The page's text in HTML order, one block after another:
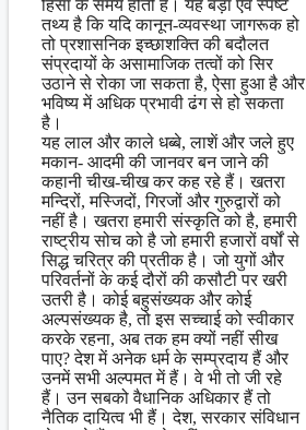
हिंसा के समय होती है। यह बड़ा एवं स्पष्ट
तथ्य है कि यदि कानून-व्यवस्था जागरूक हो
तो प्रशासनिक इच्छाशक्ति की बदौलत
संप्रदायों के असामाजिक तत्वों को सिर
उठाने से रोका जा सकता है, ऐसा हुआ है और
भविष्य में अधिक प्रभावी ढंग से हो सकता
है।
यह लाल और काले धब्बे, लाशें और जले हुए
मकान- आदमी की जानवर बन जाने की
कहानी चीख-चीख कर कह रहे हैं। खतरा
मन्दिरों, मस्जिदों, गिरजों और गुरुद्वारों को
नहीं है। खतरा हमारी संस्कृति को है, हमारी
राष्ट्रीय सोच को है जो हमारी हजारों वर्षों से
सिद्ध चरित्र की प्रतीक है। जो युगों और
परिवर्तनों के कई दौरों की कसौटी पर खरी
उतरी है। कोई बहुसंख्यक और कोई
अल्पसंख्यक है, तो इस सच्चाई को स्वीकार
करके रहना, अब तक हम क्यों नहीं सीख
पाए? देश में अनेक धर्म के सम्प्रदाय हैं और
उनमें सभी अल्पमत में हैं। वे भी तो जी रहे
हैं। उन सबको वैधानिक अधिकार हैं तो
नैतिक दायित्व भी हैं। देश, सरकार संविधान